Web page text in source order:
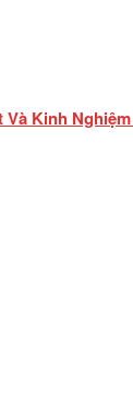
Kinh